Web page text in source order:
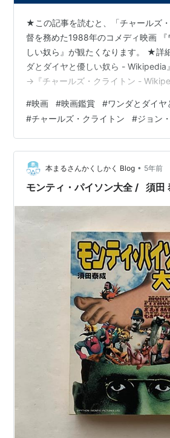
★この記事を読むと、「チャールズ
督を務めた1988年のコメディ映画
しい奴ら』が観たくなります。 ★詳
ダとダイヤと優しい奴ら -
→『チャールズ・クライトン -
盗団が宝石を盗み出すところから物語
画の首謀者であるジョージが逮捕され
ちは裏切り合いながら隠し場所の宝
します。この中で、美しく狡猾なウ
である短気なオットー、ジョージの弁
ーが織り成…
#映画 #映画鑑賞 #ワンダとダイヤ
#チャールズ・クライトン #ジョン
本まるさんかくしかく Blog • 5年前
モンティ・パイソ